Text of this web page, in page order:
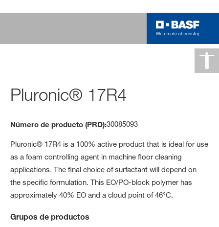
Pluronic® 17R4
Número de producto (PRD):30085093
Pluronic® 17R4 is a 100% active product that is ideal for use
as a foam controlling agent in machine floor cleaning
applications. The final choice of surfactant will depend on
the specific formulation. This EO/PO-block polymer has
approximately 40% EO and a cloud point of 46°C.
Grupos de productos